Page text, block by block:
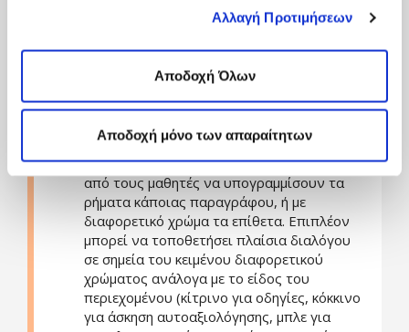
site cookies. Ενημερώσου για την Πολιτική
CookiesΕδώκαι τους διαφορετικούς τύπους Cookies
επιλέγοντας «Ρυθμίσεις Cookies», και τροποποίησε ανά
Αλλαγή Προτιμήσεων
Αποδοχή Όλων
Αποδοχή μόνο των απαραίτητων
σ' αυτό μέσω ελεύθερου σχεδίου, να
δημιουργήσουν πλαγιότιτλους, να
εμπλουτίσουν σκαριφήματα, να
υπογραμμίσουν σημαντικά σημεία.
εκπαιδευτικόςέχει τη δυνατότητα να
εμπλουτίσει με κείμενο (π.χ. ερμηνεία
λέξεων), το βιβλίο όπου κρίνει απαραίτητο
και να δημιουργήσει εύκολα ασκήσεις μέσα
σ' αυτό. Για παράδειγμα μπορεί να ζητήσει
από τους μαθητές να υπογραμμίσουν τα
ρήματα κάποιας παραγράφου, ή με
διαφορετικό χρώμα τα επίθετα. Επιπλέον
μπορεί να τοποθετήσει πλαίσια διαλόγου
σε σημεία του κειμένου διαφορετικού
χρώματος ανάλογα με το είδος του
περιεχομένου (κίτρινο για οδηγίες, κόκκινο
για άσκηση αυτοαξιολόγησης, μπλε για